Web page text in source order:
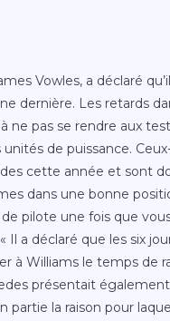
Vowles, a déclaré
dernière. Les retards
ne pas se rendre aux
de puissance.
cette année et sont
dans une bonne
pilote une fois que
Il a déclaré que les six
à Williams le temps de
présentait
partie la raison pour